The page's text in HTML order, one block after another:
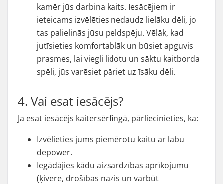
kamēr jūs darbina kaits. Iesācējiem ir
ieteicams izvēlēties nedaudz lielāku dēli, jo
tas palielinās jūsu peldspēju. Vēlāk, kad
jutīsieties komfortablāk un būsiet apguvis
prasmes, lai viegli lidotu un sāktu kaitborda
spēli, jūs varēsiet pāriet uz īsāku dēli.
4. Vai esat iesācējs?
Ja esat iesācējs kaitersērfingā, pārliecinieties, ka:
Izvēlieties jums piemērotu kaitu ar labu
depower.
Iegādājies kādu aizsardzības aprīkojumu
(ķivere, drošības nazis un varbūt